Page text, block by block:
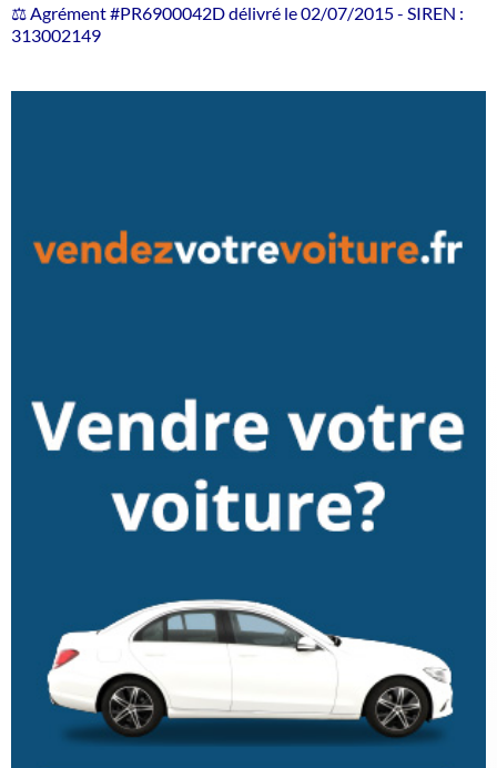
⚖️ Agrément #PR6900042D délivré le 02/07/2015 - SIREN :
313002149